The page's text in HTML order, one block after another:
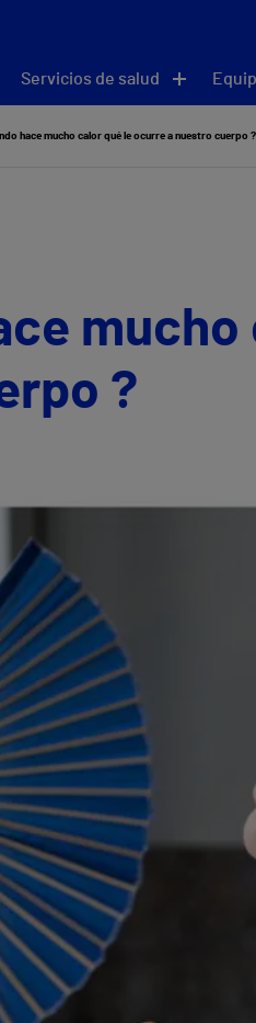
Servicios de salud
hace mucho calor qué le ocurre a nuestro cuerpo ?
?